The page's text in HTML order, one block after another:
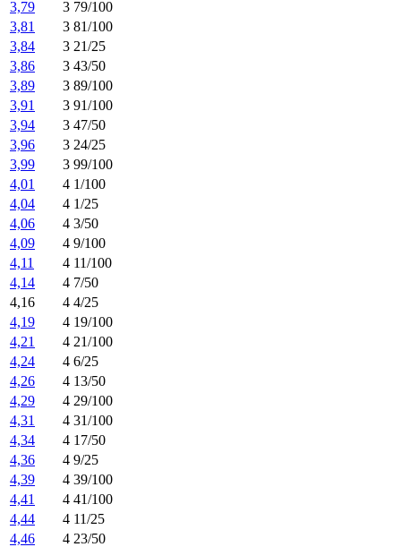
3,79
3 79/100
3,81
3 81/100
3,84
3 21/25
3,86
3 43/50
3,89
3 89/100
3,91
3 91/100
3,94
3 47/50
3,96
3 24/25
3,99
3 99/100
4,01
4 1/100
4,04
4 1/25
4,06
4 3/50
4,09
4 9/100
4,11
4 11/100
4,14
4 7/50
4,16
4 4/25
4,19
4 19/100
4,21
4 21/100
4,24
4 6/25
4,26
4 13/50
4,29
4 29/100
4,31
4 31/100
4,34
4 17/50
4,36
4 9/25
4,39
4 39/100
4,41
4 41/100
4,44
4 11/25
4,46
4 23/50